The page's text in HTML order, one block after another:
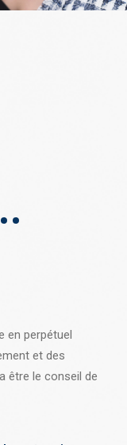
en perpétuel
et des
être le conseil de